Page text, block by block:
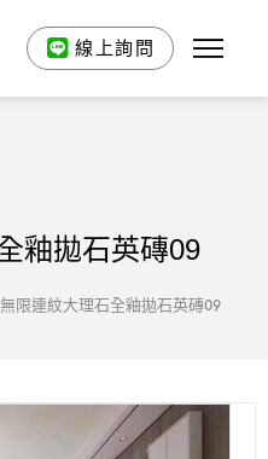
線上詢問
釉拋石英磚09
無限連紋大理石全釉拋石英磚09